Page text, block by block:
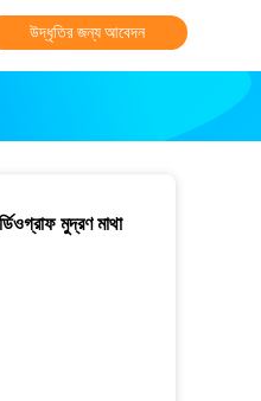
উদ্ধৃতির জন্য আবেদন
মুদ্রণ মাথা